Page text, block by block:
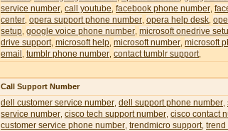
service number call youtube facebook phone number
center opera support phone number opera help desk
setup google voice phone number microsoft onedrive
drive support microsoft help microsoft number microsoft
email
tumblr phone number contact tumblr support
Call Support Number
dell customer service number dell support phone number
service number cisco tech support number cisco contact
customer service phone number trendmicro support, trend